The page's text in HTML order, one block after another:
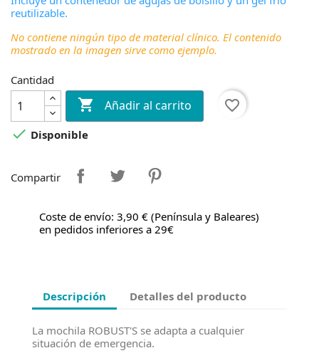
reutilizable.
No contiene ningún tipo de material clínico. El contenido
mostrado en la imagen sirve como ejemplo.
Cantidad
 Añadir al carrito
favorite_border
 Disponible
Compartir
Coste de envío: 3,90 € (Península y Baleares)
en pedidos inferiores a 29€
Descripción Detalles del producto
La mochila ROBUST'S se adapta a cualquier
situación de emergencia.